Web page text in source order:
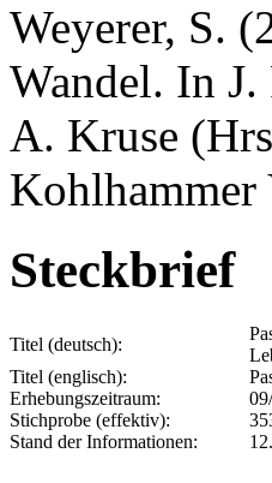
Weyerer, S.
Wandel. In
A. Kruse
Kohlhammer
Steckbrief
Titel (deutsch):
Titel (englisch):
Erhebungszeitraum:
Stichprobe (effektiv):
Stand der Informationen: